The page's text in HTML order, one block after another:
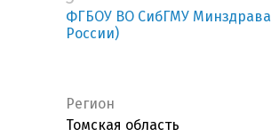
ФГБОУ ВО СибГМУ Минздрава
России)
Регион
Томская область